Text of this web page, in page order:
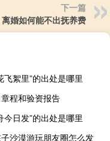
下一篇
离婚如何能不出抚养费
飞絮里”的出处是哪里
程和验资报告
今日发”的出处是哪里
沙漠游玩朋友圈怎么发